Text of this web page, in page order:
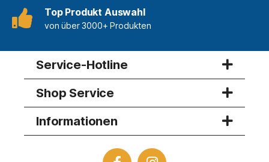
Top Produkt Auswahl
von über 3000+ Produkten
Service-Hotline
Shop Service
Informationen